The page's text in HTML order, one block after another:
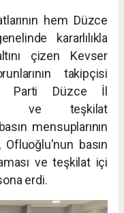
hem Düzce
kararlılıkla
çizen Kevser
takipçisi
Parti Düzce İl
ve teşkilat
mensuplarının
Ofluoğlu'nun basın
ve teşkilat içi
erdi.